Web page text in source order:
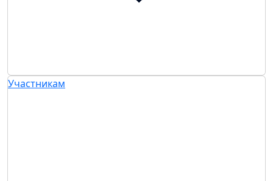
Участникам